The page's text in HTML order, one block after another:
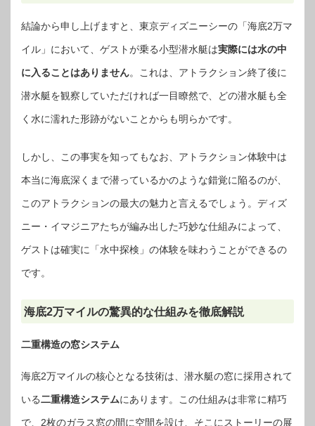
結論から申し上げますと、東京ディズニーシーの「海底2万マ
イル」において、ゲストが乗る小型潜水艇は実際には水の中
に入ることはありません。これは、アトラクション終了後に
潜水艇を観察していただければ一目瞭然で、どの潜水艇も全
く水に濡れた形跡がないことからも明らかです。
しかし、この事実を知ってもなお、アトラクション体験中は
本当に海底深くまで潜っているかのような錯覚に陥るのが、
このアトラクションの最大の魅力と言えるでしょう。ディズ
ニー・イマジニアたちが編み出した巧妙な仕組みによって、
ゲストは確実に「水中探検」の体験を味わうことができるの
です。
海底2万マイルの驚異的な仕組みを徹底解説
二重構造の窓システム
海底2万マイルの核心となる技術は、潜水艇の窓に採用されて
いる二重構造システムにあります。この仕組みは非常に精巧
で、2枚のガラス窓の間に空間を設け、そこにストーリーの展